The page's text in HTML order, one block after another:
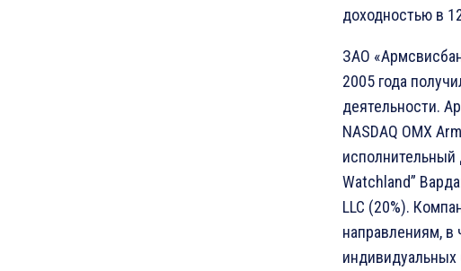
доходностью в
ЗАО
2005 года
деятельности.
NASDAQ OMX
исполнительный
Watchland”
LLC (20%).
направлениям, в
индивидуальных